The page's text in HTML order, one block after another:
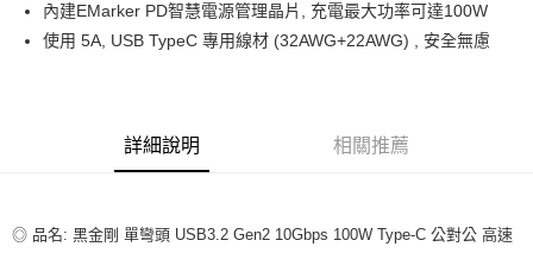
運送方式
7-11取貨付款
內建EMarker PD智慧電源管理晶片, 充電最大功率可達100W
使用 5A, USB TypeC 專用線材 (32AWG+22AWG) , 安全無慮
詳細說明 相關推薦
◎ 品名: 黑金剛 單彎頭 USB3.2 Gen2 10Gbps 100W Type-C 公對公 高速